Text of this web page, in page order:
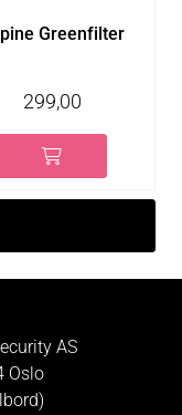
Greenfilter
299,00
AS
Oslo